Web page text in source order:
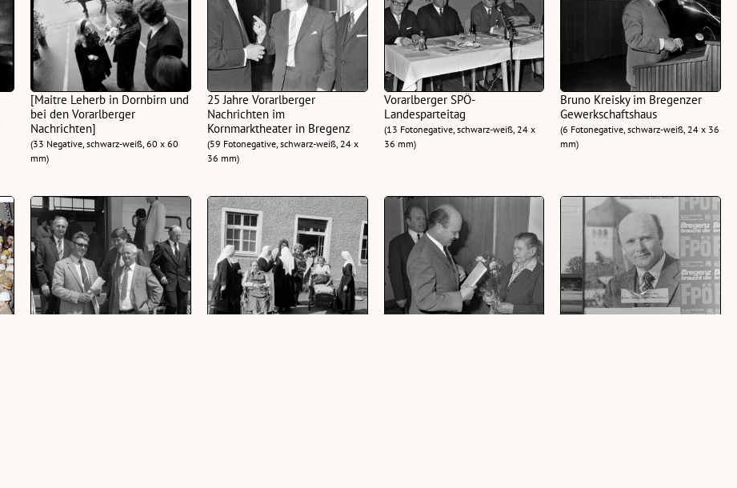
[Maitre Leherb in Dornbirn und
bei den Vorarlberger
Nachrichten]
(33 Negative, schwarz-weiß, 60 x 60
mm)
25 Jahre Vorarlberger
Nachrichten im
Kornmarktheater in Bregenz
(59 Fotonegative, schwarz-weiß, 24 x
36 mm)
Vorarlberger SPÖ-
Landesparteitag
(13 Fotonegative, schwarz-weiß, 24 x
36 mm)
Bruno Kreisky im Bregenzer
Gewerkschaftshaus
(6 Fotonegative, schwarz-weiß, 24 x 36
mm)